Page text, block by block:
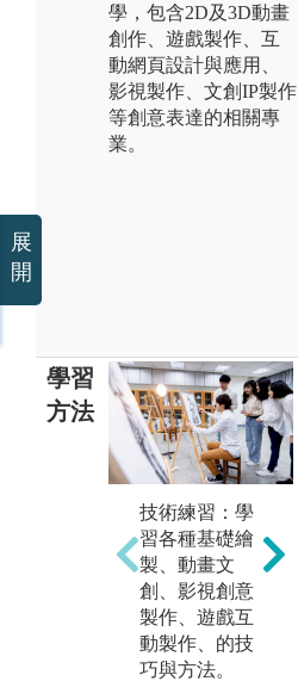
學，包含2D及3D動畫
創作、遊戲製作、互
動網頁設計與應用、
影視製作、文創IP製作
等創意表達的相關專
業。
學習
方法
技術練習：學
習各種基礎繪
製、動畫文
創、影視創意
製作、遊戲互
動製作、的技
巧與方法。
展
開